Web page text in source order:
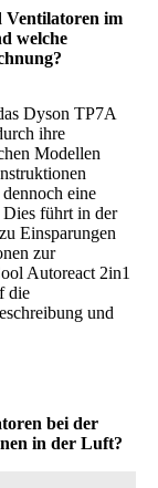
Ventilatoren im
welche
Dyson TP7A
ihre
Modellen
eine
führt in der
Einsparungen
zur
Autoreact 2in1
die
und
bei der
in der Luft?